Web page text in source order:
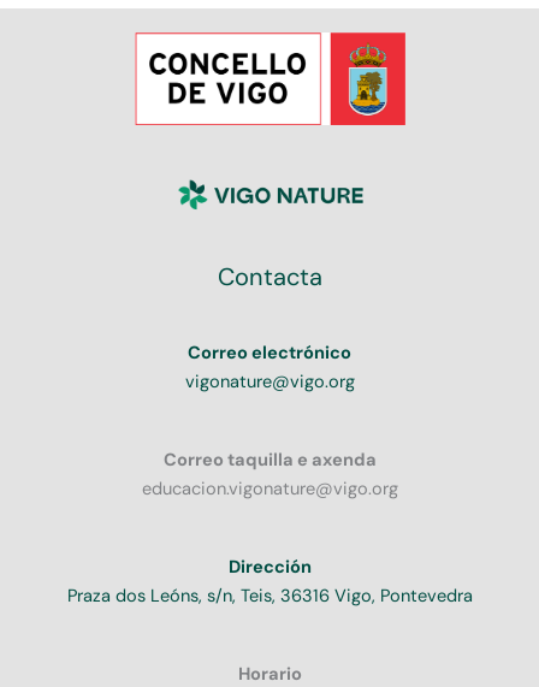
Contacta
Correo electrónico
vigonature@vigo.org
Correo taquilla e axenda
educacion.vigonature@vigo.org
Dirección
Praza dos Leóns, s/n, Teis, 36316 Vigo, Pontevedra
Horario